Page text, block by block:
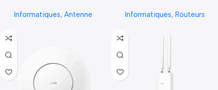
Informatiques, Antenne Informatiques, Routeurs